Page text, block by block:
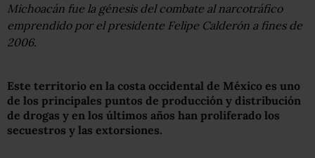
Michoacán fue la génesis del combate al narcotráfico
emprendido por el presidente Felipe Calderón a fines de
2006.
Este territorio en la costa occidental de México es uno
de los principales puntos de producción y distribución
de drogas y en los últimos años han proliferado los
secuestros y las extorsiones.